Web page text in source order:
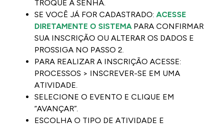
TROQUE A SENHA.
SE VOCÊ JÁ FOR CADASTRADO: ACESSE
DIRETAMENTE O SISTEMAPARA CONFIRMAR
SUA INSCRIÇÃO OU ALTERAR OS DADOS E
PROSSIGA NO PASSO 2.
PARA REALIZAR A INSCRIÇÃO ACESSE:
PROCESSOS > INSCREVER-SE EM UMA
ATIVIDADE.
SELECIONE O EVENTO E CLIQUE EM
“AVANÇAR”.
ESCOLHA O TIPO DE ATIVIDADE E